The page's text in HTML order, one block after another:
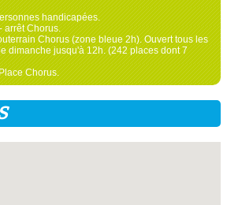
handicapées.
arrêt Chorus.
Chorus (zone bleue 2h). Ouvert tous les
dimanche jusqu'à 12h. (242 places dont 7
Chorus.